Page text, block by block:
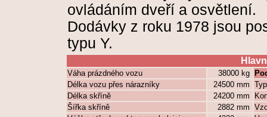
ovládáním dveří a osvětlení.
Dodávky z roku 1978 jsou
typu Y.
Váha prázdného vozu 38000 kg
Délka vozu přes nárazníky
24500 mm Typ
Délka skříně
24200 mm
Šířka skříně
2882 mm